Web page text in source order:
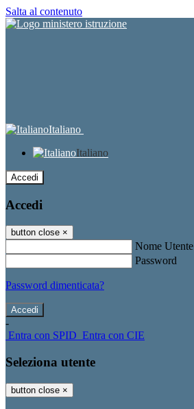
Salta al contenuto
Italiano
Italiano
Accedi
Accedi
button close ×
Nome Utente
Password
Password dimenticata?
-
Entra con SPID Entra con CIE
Seleziona utente
button close ×